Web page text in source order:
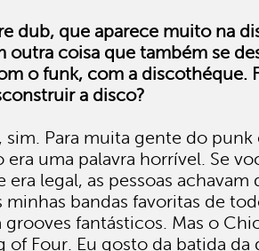
dub, que aparece muito na
outra coisa que também se
o funk, com a discothéque.
a disco?
sim. Para muita gente do
era uma palavra horrível. Se
era legal, as pessoas achavam
minhas bandas favoritas de
fantásticos. Mas o
of Four. Eu gosto da batida da